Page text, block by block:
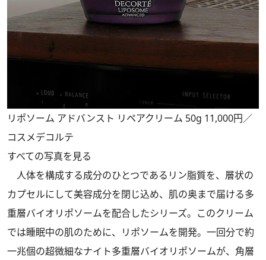
リポソーム アドバンスト リペアクリーム 50g 11,000円／
コスメデコルテ
すべての写真を見る
人体を構成する成分のひとつであるリン脂質を、層状の
カプセルにして美容成分を閉じ込め、肌の奥まで届ける多
重層バイオリポソームを配合したシリーズ。このクリーム
では睡眠中の肌のために、リポソームを開発。一回分で約
一兆個の超微細なナイト多重層バイオリポソームが、角層